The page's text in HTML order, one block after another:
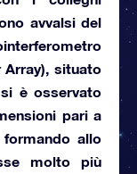
avvalsi del
situato
è osservato
pari a
allo
molto più